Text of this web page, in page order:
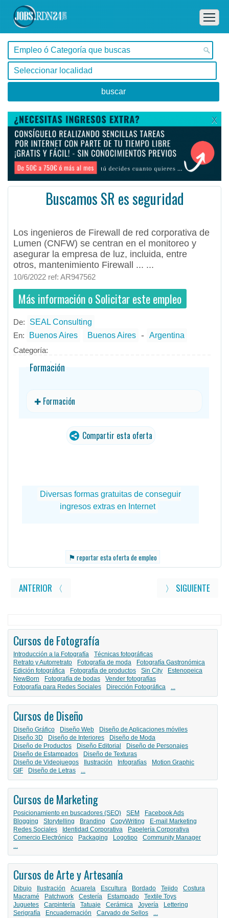
X
Buscamos SR es seguridad
Los ingenieros de Firewall de red corporativa de
Lumen (CNFW) se centran en el monitoreo y
asegurar la empresa de luz, incluida, entre
otros, mantenimiento Firewall ... ...
10/6/2022 ref: AR947562
Más información o Solicitar este empleo
De: SEAL Consulting
En: Buenos Aires Buenos Aires - Argentina
Categoría:
Formación
✚ Formación
Compartir esta oferta
⚑ reportar esta oferta de empleo
ANTERIOR 〈 〉 SIGUIENTE
Cursos de Fotografía
Introducción a la Fotografía
Técnicas fotográficas
Retrato y Autorretrato
Fotografía de moda
Fotografía Gastronómica
Edición fotográfica
Fotografía de productos Sin City
Estenopeica
NewBorn
Fotografía de bodas
Vender fotografías
Fotografía para Redes Sociales
Dirección Fotográfica ...
Cursos de Diseño
Diseño Gráfico Diseño Web
Diseño de Aplicaciones móviles
Diseño 3D
Diseño de Interiores
Diseño de Moda
Diseño de Productos
Diseño Editorial
Diseño de Personajes
Diseño de Estampados
Diseño de Texturas
Diseño de Videojuegos
Ilustración Infografías
Motion Graphic
GIF
Diseño de Letras ...
Cursos de Marketing
Posicionamiento en buscadores (SEO) SEM
Facebook Ads
Blogging
Storytelling Branding CopyWriting
E-mail Marketing
Redes Sociales
Identidad Corporativa
Papelería Corporativa
Comercio Electrónico
Packaging Logotipo
Community Manager
...
Cursos de Arte y Artesanía
Dibujo Ilustración Acuarela Escultura Bordado Tejido
Costura
Macramé
Patchwork Cestería Estampado
Textile Toys
Juguetes
Carpintería Tatuaje Cerámica Joyería
Lettering
Serigrafía
Encuadernación Carvado de Sellos ...